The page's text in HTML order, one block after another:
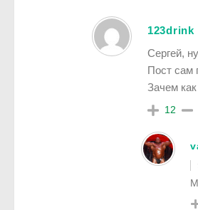
123drink
Сергей,
Пост сам
Зачем
12